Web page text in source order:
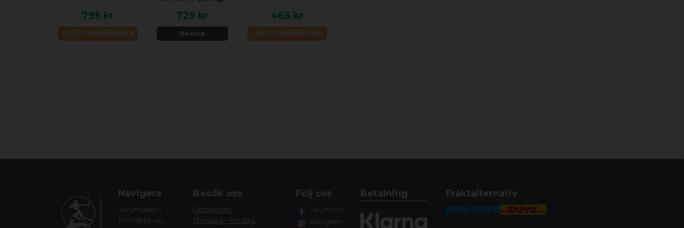
795 kr
LÄGG I VARUKORGEN
729 kr
Bevaka
465 kr
LÄGG I VARUKORGEN
Navigera
Varumärken
Kontakta oss
Besök oss
Öppettider
Måndag - Fredag:
Följ oss
Facebook
Instagram
Betalning Fraktalternativ